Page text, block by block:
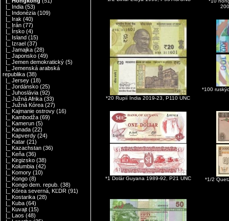
|_ India (53)
|_ Indonézia (109)
|_ Irak (40)
|_ Irán (77)
|_ Írsko (4)
|_ Island (15)
|_ Izrael (37)
|_ Jamajka (28)
|_ Japonsko (49)
|_ Jemen demokratický (5)
|_ Jemenská arabská
republika (38)
|_ Jersey (18)
|_ Jordánsko (25)
|_ Juhoslávia (92)
|_ Južná Afrika (33)
|_ Južná Kórea (27)
|_ Kajmanie ostrovy (16)
|_ Kambodža (69)
|_ Kamerun (5)
|_ Kanada (22)
|_ Kapverdy (24)
|_ Katar (21)
|_ Kazachstan (36)
|_ Keňa (36)
|_ Kirgizsko (38)
|_ Kolumbia (42)
|_ Komory (10)
|_ Kongo (8)
|_ Kongo dem. repub. (38)
|_ Kórea severná, KĽDR (91)
|_ Kostarika (28)
|_ Kuba (64)
|_ Kuvajt (15)
|_ Laos (48)
*20 Rupií India 2019-23, P110 UNC
*100
*1 Dolár Guyana 1989-92, P21 UNC *1/2